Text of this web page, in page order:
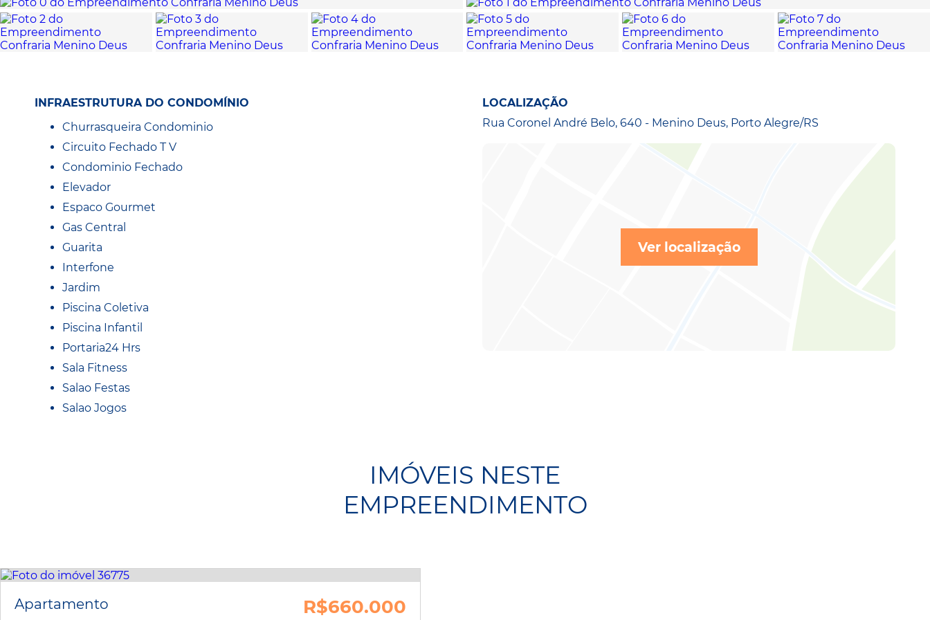
INFRAESTRUTURA DO CONDOMÍNIO
Churrasqueira Condominio
Circuito Fechado T V
Condominio Fechado
Elevador
Espaco Gourmet
Gas Central
Guarita
Interfone
Jardim
Piscina Coletiva
Piscina Infantil
Portaria24 Hrs
Sala Fitness
Salao Festas
Salao Jogos
LOCALIZAÇÃO
Rua Coronel André Belo, 640 - Menino Deus, Porto Alegre/RS
Ver localização
IMÓVEIS NESTE
EMPREENDIMENTO
Apartamento R$660.000